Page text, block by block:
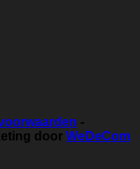
-
door WeDeCom